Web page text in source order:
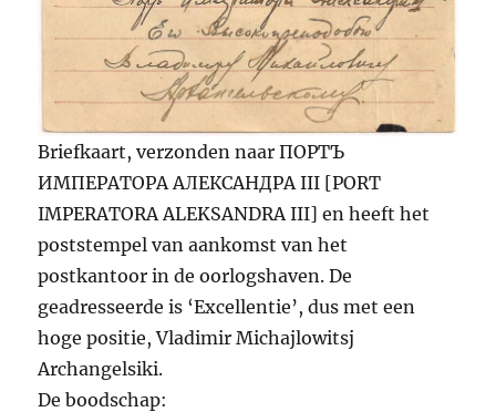
Briefkaart, verzonden naar ПОРТЪ
ИМПЕРАТОРА АЛЕКСАНДРА III [PORT
IMPERATORA ALEKSANDRA III] en heeft het
poststempel van aankomst van het
postkantoor in de oorlogshaven. De
geadresseerde is ‘Excellentie’, dus met een
hoge positie, Vladimir Michajlowitsj
Archangelsiki.
De boodschap: